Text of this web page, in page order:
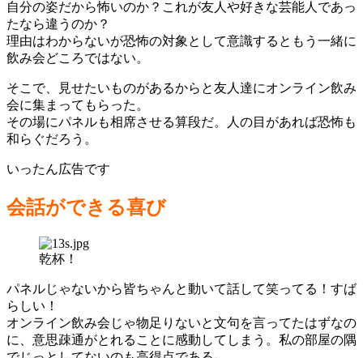
自分の姿だから怖いのか？これが友人や好きな芸能人であっ
たなら違うのか？
理由はわからないが恐怖の対象として意識するともう一緒に
飲み会どころではない。
そこで、見せたいものがあるからと友人達にオンライン飲み
会に集まってもらった。
その場にパネルも相席させる算段だ。人の目があれば恐怖も
和らぐだろう。
いったん広告です
会話ができる喜び
乾杯！
パネルじゃないから皆ちゃんと動いて話して笑ってる！すば
らしい！
オンライン飲み会じゃ物足りないと文句を言ってたはずなの
に、意思疎通がとれることに感動してしまう。私の部屋の隅